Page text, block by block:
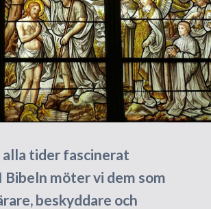
alla tider fascinerat
Bibeln möter vi dem som
beskyddare och